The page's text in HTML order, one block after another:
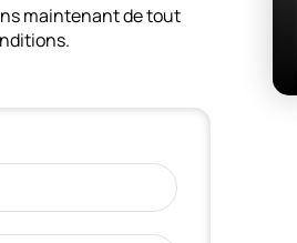
maintenant de tout